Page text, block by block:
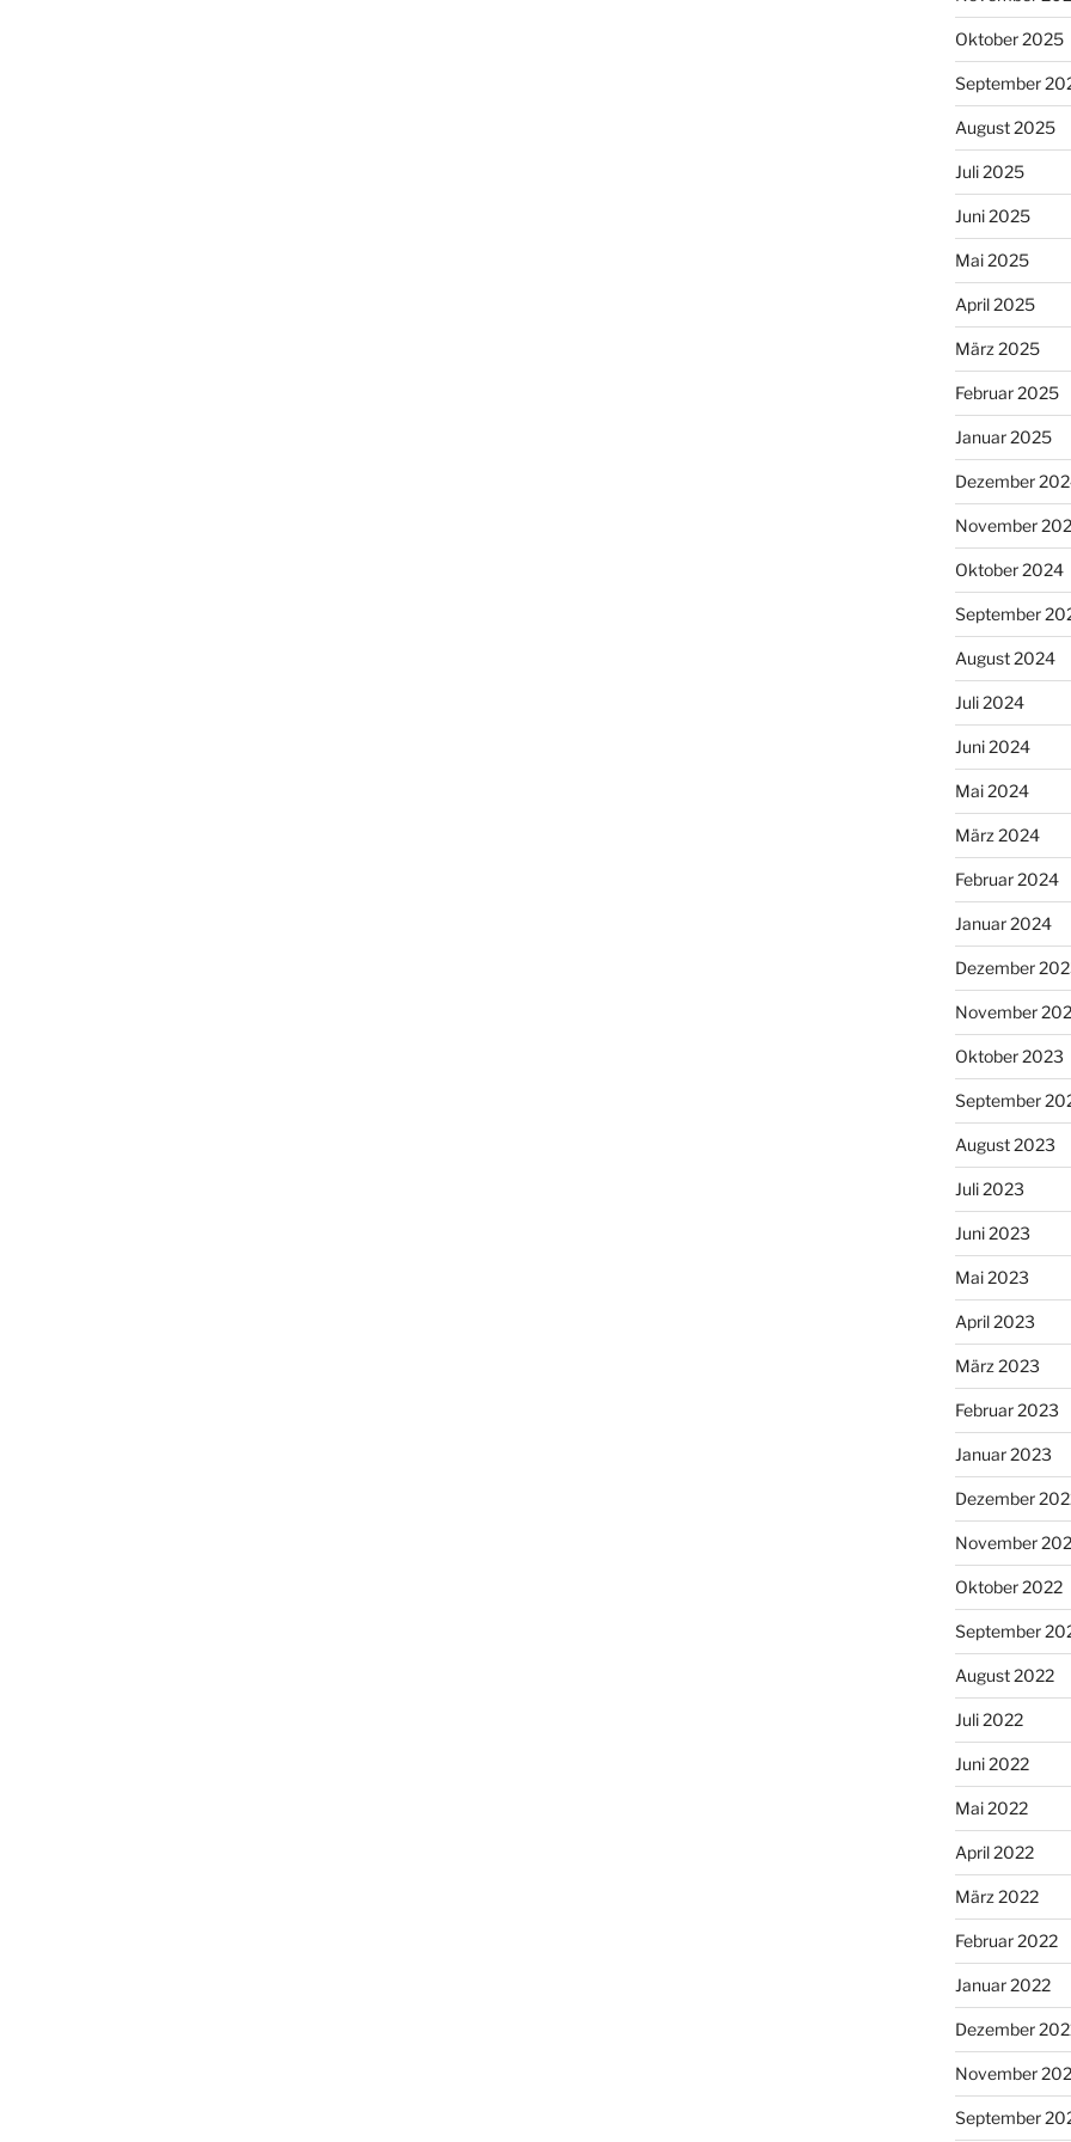
Oktober 2025
September
August 2025
Juli 2025
Juni 2025
Mai 2025
April 2025
März 2025
Februar 2025
Januar 2025
Dezember
November
Oktober 2024
September
August 2024
Juli 2024
Juni 2024
Mai 2024
März 2024
Februar 2024
Januar 2024
Dezember
November
Oktober 2023
September
August 2023
Juli 2023
Juni 2023
Mai 2023
April 2023
März 2023
Februar 2023
Januar 2023
Dezember
November
Oktober 2022
September
August 2022
Juli 2022
Juni 2022
Mai 2022
April 2022
März 2022
Februar 2022
Januar 2022
Dezember
November
September